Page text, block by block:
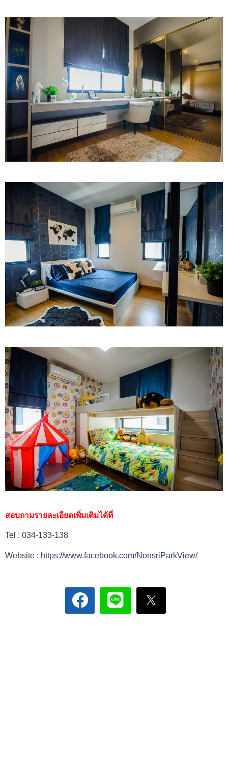
สอบถามรายละเอียดเพิ่มเติมได้ที่
Tel : 034-133-138
Website : https://www.facebook.com/NonsriParkView/